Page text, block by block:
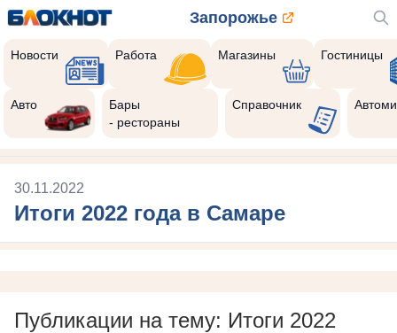
Запорожье
Новости Работа Магазины Гостиницы
Авто
Бары
- рестораны
Справочник
30.11.2022
Итоги 2022 года в Самаре
Публикации на тему: Итоги 2022